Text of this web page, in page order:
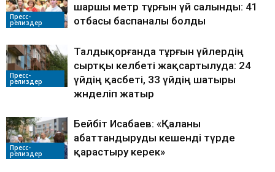
Пресс-
релиздер
шаршы метр тұрғын үй салынды: 41
отбасы баспаналы болды
Пресс-
релиздер
Талдықорғанда тұрғын үйлердің
сыртқы келбеті жақсартылуда: 24
үйдің қасбеті, 33 үйдің шатыры
жөнделіп жатыр
Пресс-
релиздер
Бейбіт Исабаев: «Қаланы
абаттандыруды кешенді түрде
қарастыру керек»